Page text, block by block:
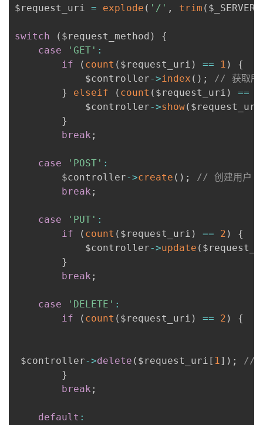
$request_uri = explode ( '/' , trim ( $_SERVER
switch
( $request_method )
{
case
'GET' :
if
( count ( $request_uri ) == 1 )
{
            $controller
->index ( ) ;
// 获取所
}
elseif ( count ( $request_uri ) ==
            $controller
->show( $request_uri
}
break ;
case
'POST' :
        $controller
->create ( ) ;
// 创建用户
break ;
case
'PUT' :
if
( count ( $request_uri ) == 2 )
{
            $controller
->update (
}
break ;
case
'DELETE' :
if
( count ( $request_uri ) == 2 ) {
$controller->delete ( $request_uri [ 1] ) ;
//
}
break ;
default :